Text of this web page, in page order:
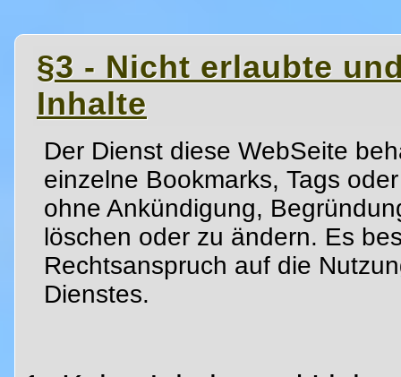
§3 - Nicht erlaubte
Inhalte
Der Dienst diese WebSeite
einzelne Bookmarks, Tags
ohne Ankündigung,
löschen oder zu ändern. Es
Rechtsanspruch auf die
Dienstes.